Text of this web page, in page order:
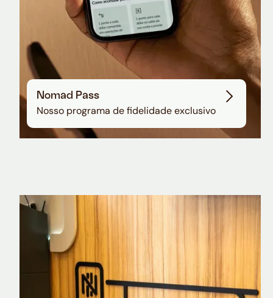
Nomad Pass
Nosso programa de fidelidade exclusivo
Nomad Explorer
Cartão de crédito brasileiro com cashback